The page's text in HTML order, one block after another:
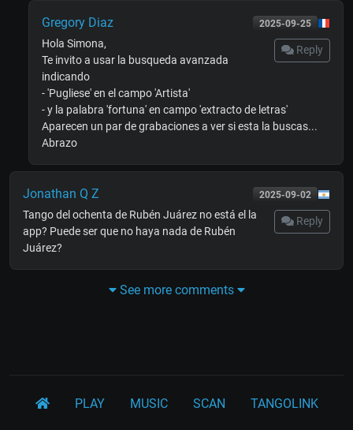
2025-09-25
Gregory Diaz
Reply
Hola Simona,
Te invito a usar la busqueda avanzada
indicando
- 'Pugliese' en el campo 'Artista'
- y la palabra 'fortuna' en campo 'extracto de letras'
Aparecen un par de grabaciones a ver si esta la buscas...
Abrazo
2025-09-02
Jonathan Q Z
Reply
Tango del ochenta de Rubén Juárez no está el la
app? Puede ser que no haya nada de Rubén
Juárez?
See more comments
PLAY MUSIC SCAN TANGOLINK